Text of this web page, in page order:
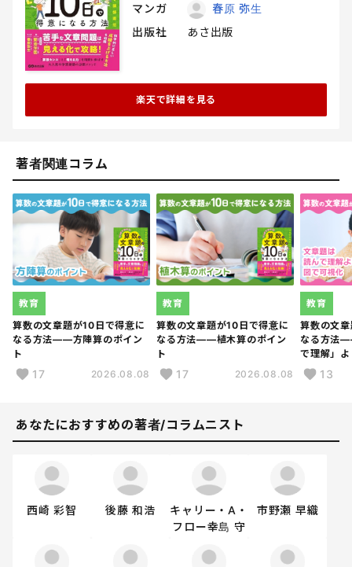
マンガ
春原 弥生
出版社
あさ出版
楽天で詳細を見る
著者関連コラム
算数の文章題が10日で得意に
なる方法――方陣算のポイン
ト
教育
17 2026.08.08
算数の文章題が10日で得意に
なる方法――植木算のポイン
ト
教育
17 2026.08.08
算数の文
なる方法
で理解」
教育
13
あなたにおすすめの著者/コラムニスト
西崎 彩智 後藤 和浩
キャリー・A・
フロー幸島 守
市野瀬 早織